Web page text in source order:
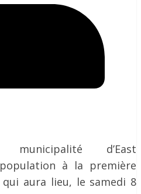
municipalité d’East
à la première
aura lieu, le samedi 8